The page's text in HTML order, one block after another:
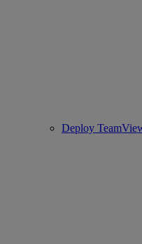
Deploy